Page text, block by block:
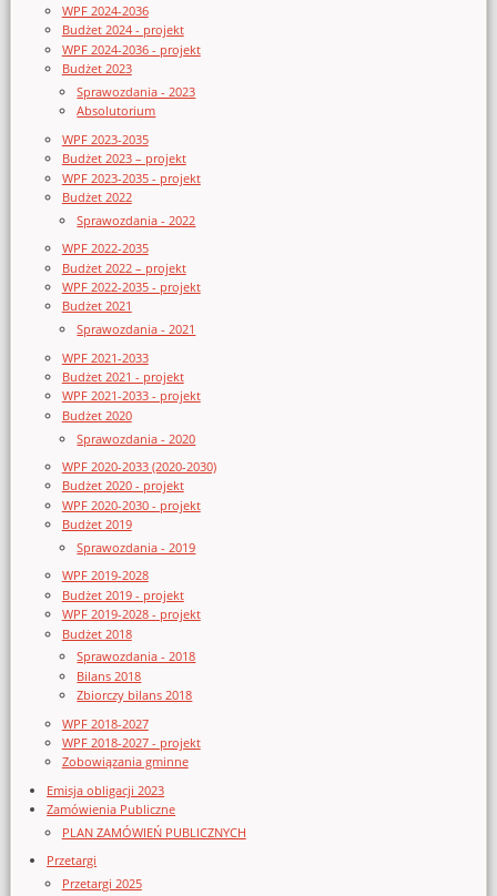
WPF 2024-2036
Budżet 2024 - projekt
WPF 2024-2036 - projekt
Budżet 2023
Sprawozdania - 2023
Absolutorium
WPF 2023-2035
Budżet 2023 – projekt
WPF 2023-2035 - projekt
Budżet 2022
Sprawozdania - 2022
WPF 2022-2035
Budżet 2022 – projekt
WPF 2022-2035 - projekt
Budżet 2021
Sprawozdania - 2021
WPF 2021-2033
Budżet 2021 - projekt
WPF 2021-2033 - projekt
Budżet 2020
Sprawozdania - 2020
WPF 2020-2033 (2020-2030)
Budżet 2020 - projekt
WPF 2020-2030 - projekt
Budżet 2019
Sprawozdania - 2019
WPF 2019-2028
Budżet 2019 - projekt
WPF 2019-2028 - projekt
Budżet 2018
Sprawozdania - 2018
Bilans 2018
Zbiorczy bilans 2018
WPF 2018-2027
WPF 2018-2027 - projekt
Zobowiązania gminne
Emisja obligacji 2023
Zamówienia Publiczne
PLAN ZAMÓWIEŃ PUBLICZNYCH
Przetargi
Przetargi 2025